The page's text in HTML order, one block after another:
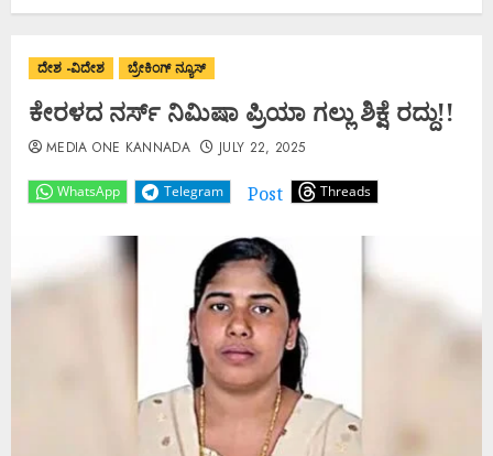
ದೇಶ -ವಿದೇಶ ಬ್ರೇಕಿಂಗ್ ನ್ಯೂಸ್
ಕೇರಳದ ನರ್ಸ್ ನಿಮಿಷಾ ಪ್ರಿಯಾ ಗಲ್ಲು ಶಿಕ್ಷೆ ರದ್ದು!!
WhatsApp Telegram Post Threads
MEDIA ONE KANNADA JULY 22, 2025